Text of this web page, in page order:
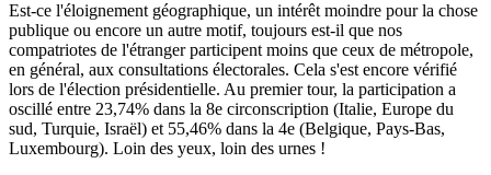
Est-ce l'éloignement géographique, un intérêt moindre pour la chose
publique ou encore un autre motif, toujours est-il que nos
compatriotes de l'étranger participent moins que ceux de métropole,
en général, aux consultations électorales. Cela s'est encore vérifié
lors de l'élection présidentielle. Au premier tour, la participation a
oscillé entre 23,74% dans la 8e circonscription (Italie, Europe du
sud, Turquie, Israël) et 55,46% dans la 4e (Belgique, Pays-Bas,
Luxembourg). Loin des yeux, loin des urnes !